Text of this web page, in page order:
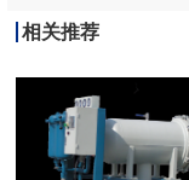
相关推荐